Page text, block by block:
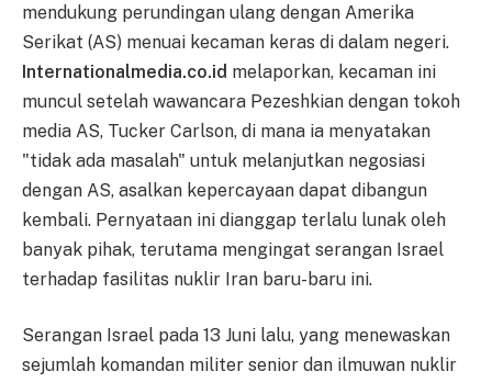
mendukung perundingan ulang dengan Amerika
Serikat (AS) menuai kecaman keras di dalam negeri.
Internationalmedia.co.id melaporkan, kecaman ini
muncul setelah wawancara Pezeshkian dengan tokoh
media AS, Tucker Carlson, di mana ia menyatakan
"tidak ada masalah" untuk melanjutkan negosiasi
dengan AS, asalkan kepercayaan dapat dibangun
kembali. Pernyataan ini dianggap terlalu lunak oleh
banyak pihak, terutama mengingat serangan Israel
terhadap fasilitas nuklir Iran baru-baru ini.
Serangan Israel pada 13 Juni lalu, yang menewaskan
sejumlah komandan militer senior dan ilmuwan nuklir